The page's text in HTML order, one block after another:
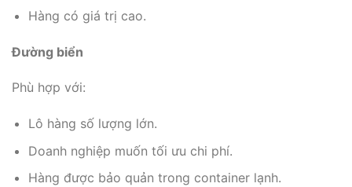
Hàng có giá trị cao.
Đường biển
Phù hợp với:
Lô hàng số lượng lớn.
Doanh nghiệp muốn tối ưu chi phí.
Hàng được bảo quản trong container lạnh.